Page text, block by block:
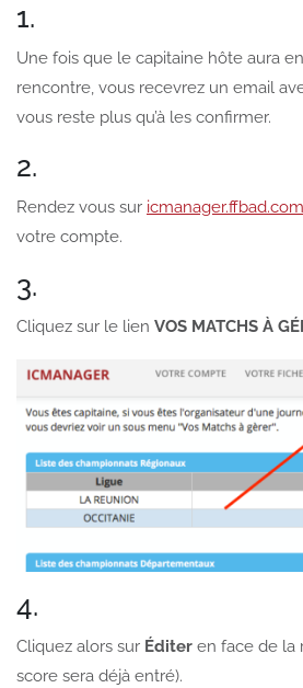
1.
Une fois que le capitaine hôte aura
rencontre, vous recevrez un email
vous reste plus qu’à les confirmer.
2.
Rendez vous sur icmanager.ffbad.com
votre compte.
3.
Cliquez sur le lien VOS MATCHS À
4.
Cliquez alors sur Éditer en face de la
score sera déjà entré).